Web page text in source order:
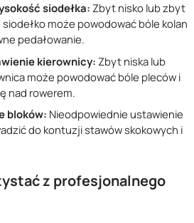
siodełka: Zbyt nisko lub zbyt
może powodować bóle kolan
pedałowanie.
kierownicy: Zbyt niska lub
może powodować bóle pleców i
nad rowerem.
bloków: Nieodpowiednie ustawienie
do kontuzji stawów skokowych i
z profesjonalnego